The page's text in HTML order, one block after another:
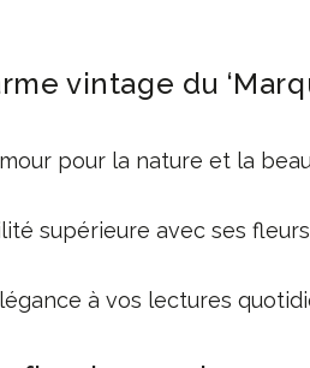
vintage du
pour la nature et la
supérieure avec ses
à vos lectures